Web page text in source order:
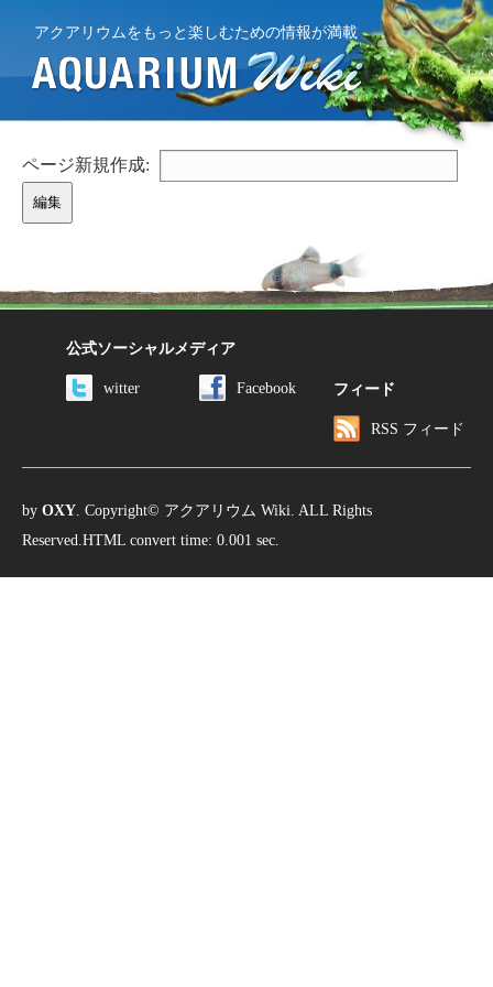
アクアリウムをもっと楽しむための情報が満載
ページ新規作成:
公式ソーシャルメディア
witter Facebook フィード
RSS フィード
by OXY . Copyright© アクアリウム Wiki. ALL Rights
Reserved.HTML convert time: 0.001 sec.